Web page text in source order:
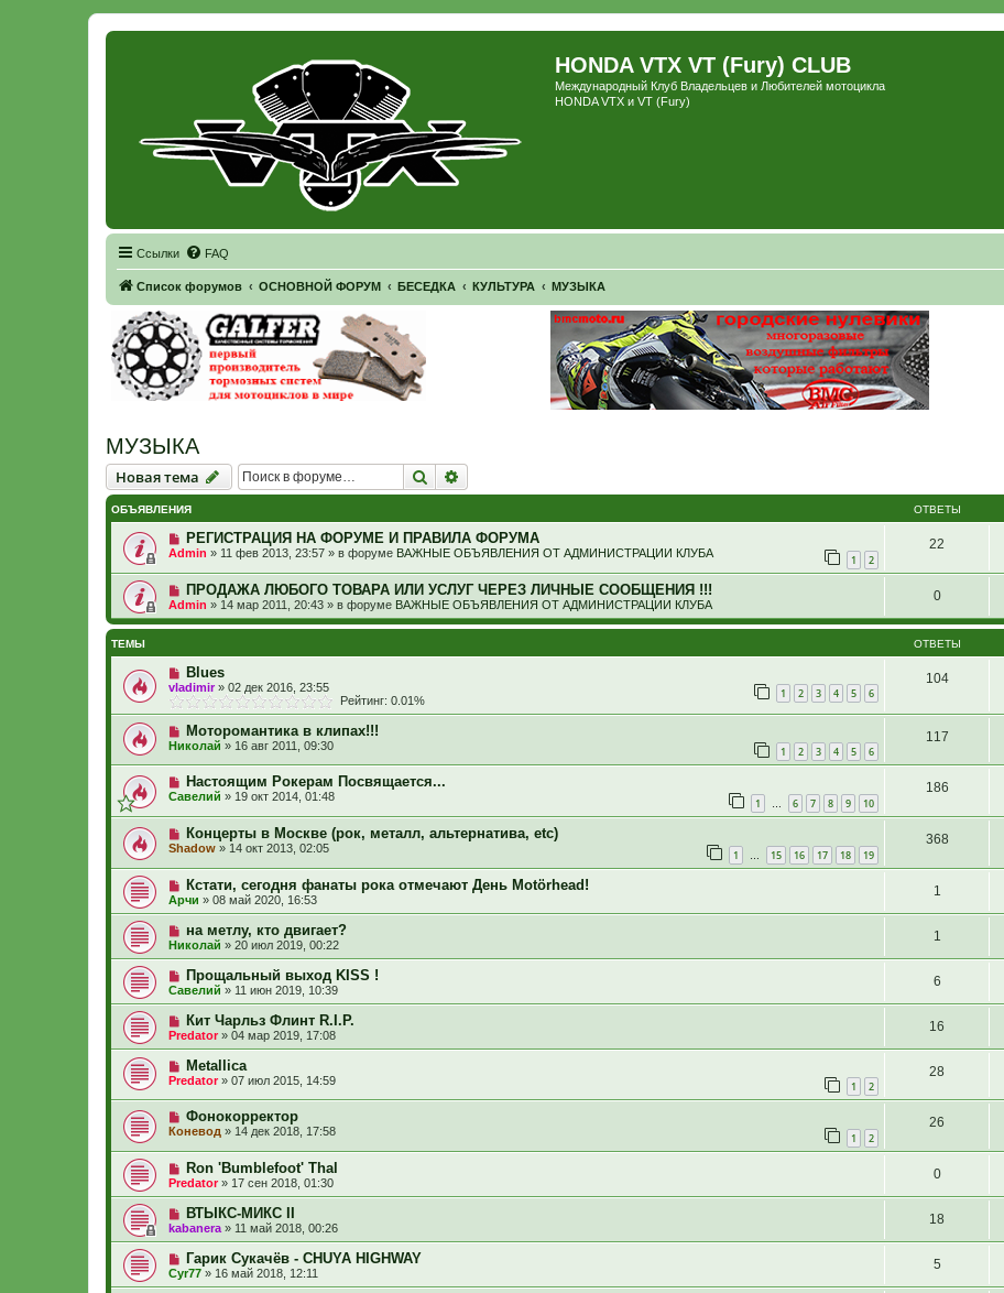
HONDA VTX VT (Fury) CLUB
Международный Клуб Владельцев и Любителей мотоцикла
HONDA VTX и VT (Fury)
Ссылки FAQ
Список форумов ОСНОВНОЙ ФОРУМ БЕСЕДКА КУЛЬТУРА МУЗЫКА
МУЗЫКА
Новая тема
Новаятема Поиск
ОБЪЯВЛЕНИЯ ОТВЕТЫ
РЕГИСТРАЦИЯ НА ФОРУМЕ И ПРАВИЛА ФОРУМА
Admin » 11 фев 2013, 23:57 » в форуме ВАЖНЫЕ ОБЪЯВЛЕНИЯ ОТ АДМИНИСТРАЦИИ КЛУБА 1 2
22
ПРОДАЖА ЛЮБОГО ТОВАРА ИЛИ УСЛУГ ЧЕРЕЗ ЛИЧНЫЕ СООБЩЕНИЯ !!!
Admin » 14 мар 2011, 20:43 » в форуме ВАЖНЫЕ ОБЪЯВЛЕНИЯ ОТ АДМИНИСТРАЦИИ КЛУБА
0
ТЕМЫ ОТВЕТЫ
Blues
vladimir» 02 дек 2016, 23:55 1 2 3 4 5 6
Рейтинг: 0.01%
104
Моторомантика в клипах!!!
Николай » 16 авг 2011, 09:30 1 2 3 4 5 6
117
Настоящим Рокерам Посвящается...
Савелий » 19 окт 2014, 01:48 1 … 6 7 8 9 10
186
Концерты в Москве (рок, металл, альтернатива, etc)
Shadow » 14 окт 2013, 02:05 1 … 15 16 17 18 19
368
Кстати, сегодня фанаты рока отмечают День Motörhead!
Арчи » 08 май 2020, 16:53
1
на метлу, кто двигает?
Николай » 20 июл 2019, 00:22
1
Прощальный выход KISS !
Савелий » 11 июн 2019, 10:39
6
Кит Чарльз Флинт R.I.P.
Predator» 04 мар 2019, 17:08
16
Metallica
Predator» 07 июл 2015, 14:59 1 2
28
Фонокорректор
Коневод » 14 дек 2018, 17:58 1 2
26
Ron 'Bumblefoot' Thal
Predator» 17 сен 2018, 01:30
0
ВТЫКС-МИКС II
kabanera » 11 май 2018, 00:26
18
Гарик Сукачёв - CHUYA HIGHWAY
Cyr77 » 16 май 2018, 12:11
5